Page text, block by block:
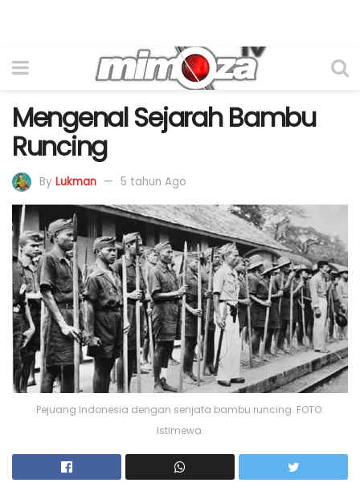
Mengenal Sejarah Bambu
Runcing
By Lukman 5 tahun Ago
Pejuang Indonesia dengan senjata bambu runcing. FOTO:
Istimewa.